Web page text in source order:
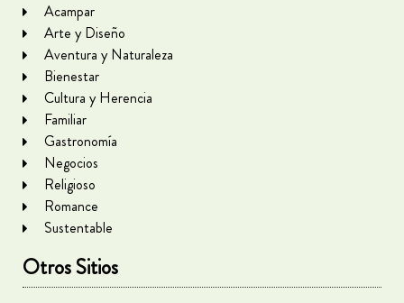
Acampar
Arte y Diseño
Aventura y Naturaleza
Bienestar
Cultura y Herencia
Familiar
Gastronomía
Negocios
Religioso
Romance
Sustentable
Otros Sitios